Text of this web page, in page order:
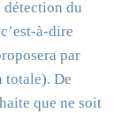
détection du
à-dire
par
totale). De
que ne soit